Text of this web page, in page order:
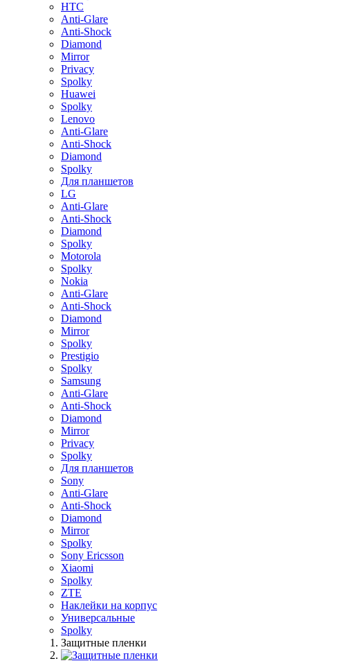
HTC
Anti-Glare
Anti-Shock
Diamond
Mirror
Privacy
Spolky
Huawei
Spolky
Lenovo
Anti-Glare
Anti-Shock
Diamond
Spolky
Для планшетов
LG
Anti-Glare
Anti-Shock
Diamond
Spolky
Motorola
Spolky
Nokia
Anti-Glare
Anti-Shock
Diamond
Mirror
Spolky
Prestigio
Spolky
Samsung
Anti-Glare
Anti-Shock
Diamond
Mirror
Privacy
Spolky
Для планшетов
Sony
Anti-Glare
Anti-Shock
Diamond
Mirror
Spolky
Sony Ericsson
Xiaomi
Spolky
ZTE
Наклейки на корпус
Универсальные
Spolky
Защитные пленки